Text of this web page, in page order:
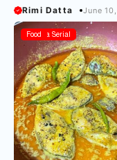
Rimi Datta June
Bangla Serial
Food